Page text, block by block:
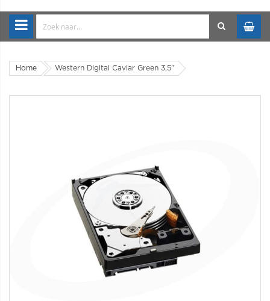
Home Western Digital Caviar Green 3,5”